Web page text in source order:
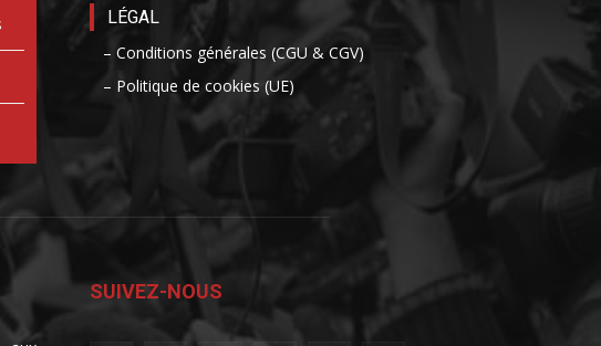
LÉGAL
– Conditions générales (CGU & CGV)
– Politique de cookies (UE)
SUIVEZ-NOUS